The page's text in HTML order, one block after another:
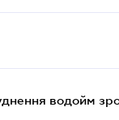
водойм